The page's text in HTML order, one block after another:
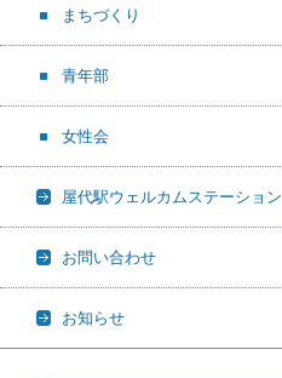
まちづくり
青年部
女性会
屋代駅ウェルカムステーション
お問い合わせ
お知らせ